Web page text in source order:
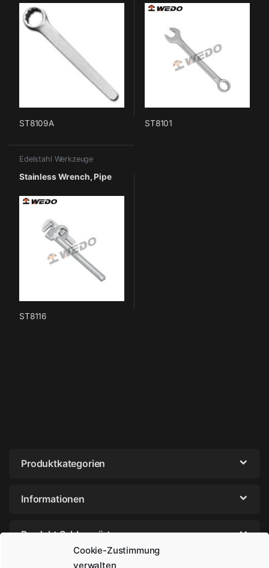
Cookie-Zustimmung
verwalten
ST8109A ST8101
Edelstahl Werkzeuge
Stainless Wrench, Pipe
ST8116
Produktkategorien
Informationen
Produkt Schlagwörter